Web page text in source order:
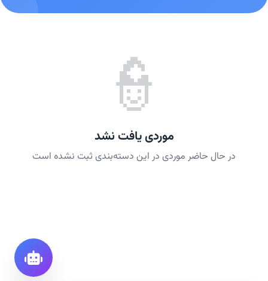
👮
موردی یافت نشد
در حال حاضر موردی در این دسته‌بندی ثبت نشده است